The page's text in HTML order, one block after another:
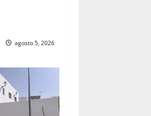
agosto 5, 2026